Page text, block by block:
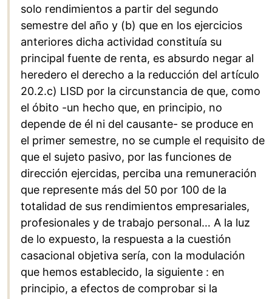
solo rendimientos a partir del segundo
semestre del año y (b) que en los ejercicios
anteriores dicha actividad constituía su
principal fuente de renta, es absurdo negar al
heredero el derecho a la reducción del artículo
20.2.c) LISD por la circunstancia de que, como
el óbito -un hecho que, en principio, no
depende de él ni del causante- se produce en
el primer semestre, no se cumple el requisito de
que el sujeto pasivo, por las funciones de
dirección ejercidas, perciba una remuneración
que represente más del 50 por 100 de la
totalidad de sus rendimientos empresariales,
profesionales y de trabajo personal… A la luz
de lo expuesto, la respuesta a la cuestión
casacional objetiva sería, con la modulación
que hemos establecido, la siguiente : en
principio, a efectos de comprobar si la